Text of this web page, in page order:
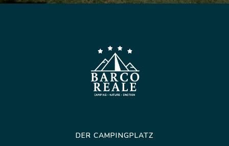
DER CAMPINGPLATZ